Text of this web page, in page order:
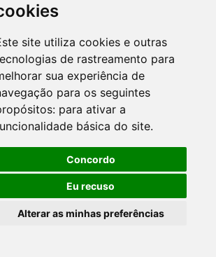
site utiliza cookies e outras
de rastreamento para
sua experiência de
para os seguintes
para ativar a
básica do site.
Concordo
Eu recuso
Alterar as minhas preferências